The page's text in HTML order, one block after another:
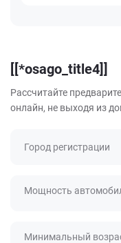
[[*osago_title4]]
Рассчитайте
онлайн, не выходя из
Город регистрации
Мощность
Минимальный